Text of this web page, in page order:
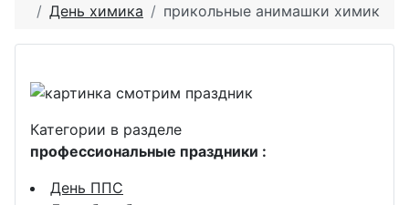
День химика
прикольные анимашки химик
Категории в разделе
профессиональные праздники :
День ППС